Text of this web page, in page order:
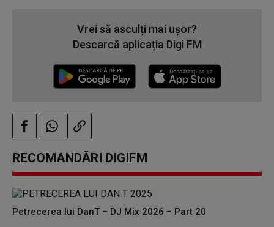
Vrei să asculți mai ușor?
Descarcă aplicația Digi FM
RECOMANDĂRI DIGIFM
Petrecerea lui DanT – DJ Mix 2026 – Part 20